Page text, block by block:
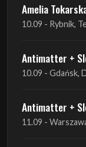
Amelia
10.09 - Rybnik,
Antimatter +
10.09 - Gdańsk,
Antimatter +
11.09 -